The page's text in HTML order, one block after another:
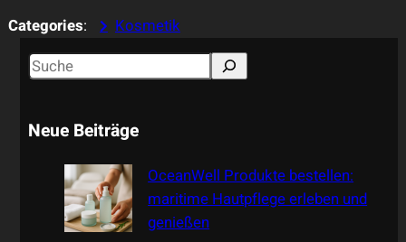
Categories:
Kosmetik
S
e
r
Neue Beiträge
OceanWell Produkte bestellen:
maritime Hautpflege erleben und
genießen